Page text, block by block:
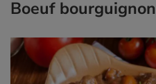
Boeuf bourguignon